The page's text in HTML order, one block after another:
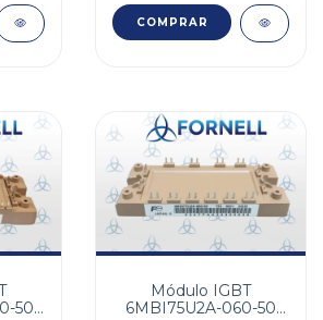
50
Módulo IGBT
6MBI75U2A-060-50